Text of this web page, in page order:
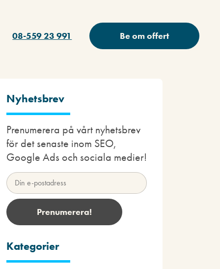
08-559 23 991 Be om offert
Nyhetsbrev
Prenumerera på vårt nyhetsbrev
för det senaste inom SEO,
Google Ads och sociala medier!
Kategorier